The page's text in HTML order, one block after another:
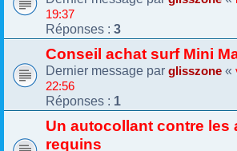
19:37
Réponses : 3
Conseil achat surf Mini
Dernier message par glisszone «
22:56
Réponses : 1
Un autocollant contre les
requins